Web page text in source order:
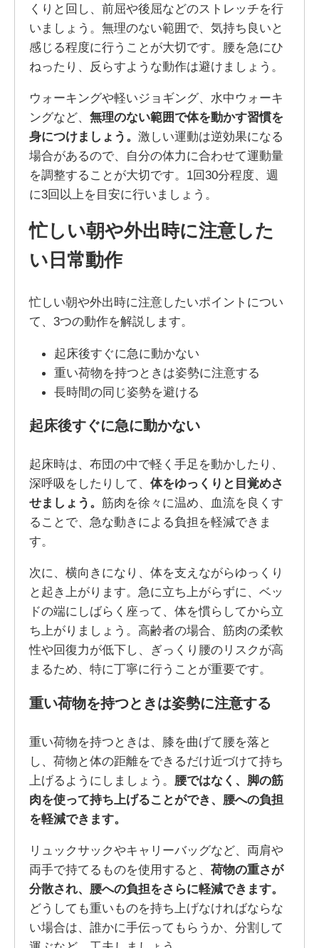
くりと回し、前屈や後屈などのストレッチを行
いましょう。無理のない範囲で、気持ち良いと
感じる程度に行うことが大切です。腰を急にひ
ねったり、反らすような動作は避けましょう。
ウォーキングや軽いジョギング、水中ウォーキ
ングなど、 無理のない範囲で体を動かす習慣を
身につけましょう。 激しい運動は逆効果になる
場合があるので、自分の体力に合わせて運動量
を調整することが大切です。1回30分程度、週
に3回以上を目安に行いましょう。
忙しい朝や外出時に注意した
い日常動作
忙しい朝や外出時に注意したいポイントについ
て、3つの動作を解説します。
起床後すぐに急に動かない
重い荷物を持つときは姿勢に注意する
長時間の同じ姿勢を避ける
起床後すぐに急に動かない
起床時は、布団の中で軽く手足を動かしたり、
深呼吸をしたりして、 体をゆっくりと目覚めさ
せましょう。 筋肉を徐々に温め、血流を良くす
ることで、急な動きによる負担を軽減できま
す。
次に、横向きになり、体を支えながらゆっくり
と起き上がります。急に立ち上がらずに、ベッ
ドの端にしばらく座って、体を慣らしてから立
ち上がりましょう。高齢者の場合、筋肉の柔軟
性や回復力が低下し、ぎっくり腰のリスクが高
まるため、特に丁寧に行うことが重要です。
重い荷物を持つときは姿勢に注意する
重い荷物を持つときは、膝を曲げて腰を落と
し、荷物と体の距離をできるだけ近づけて持ち
上げるようにしましょう。 腰ではなく、脚の筋
肉を使って持ち上げることができ、腰への負担
を軽減できます。
リュックサックやキャリーバッグなど、両肩や
両手で持てるものを使用すると、 荷物の重さが
分散され、腰への負担をさらに軽減できます。
どうしても重いものを持ち上げなければならな
い場合は、誰かに手伝ってもらうか、分割して